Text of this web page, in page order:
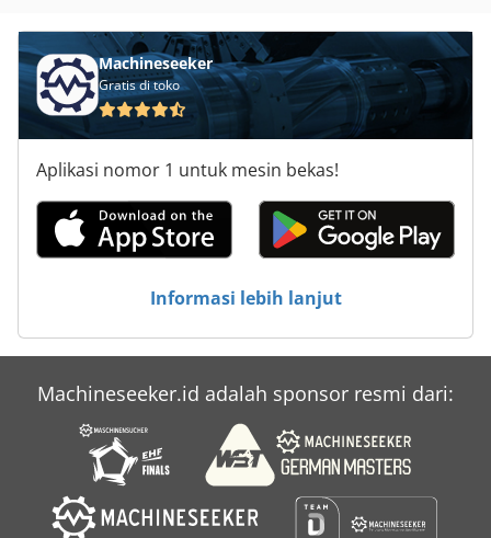
Machineseeker
Gratis di toko
Aplikasi nomor 1 untuk mesin bekas!
Informasi lebih lanjut
Machineseeker.id adalah sponsor resmi dari: